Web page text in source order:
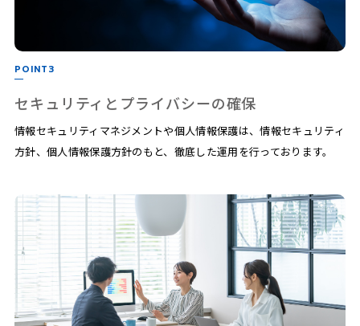
POINT3
セキュリティとプライバシーの確保
情報セキュリティマネジメントや個人情報保護は、情報セキュリティ
方針、個人情報保護方針のもと、徹底した運用を行っております。